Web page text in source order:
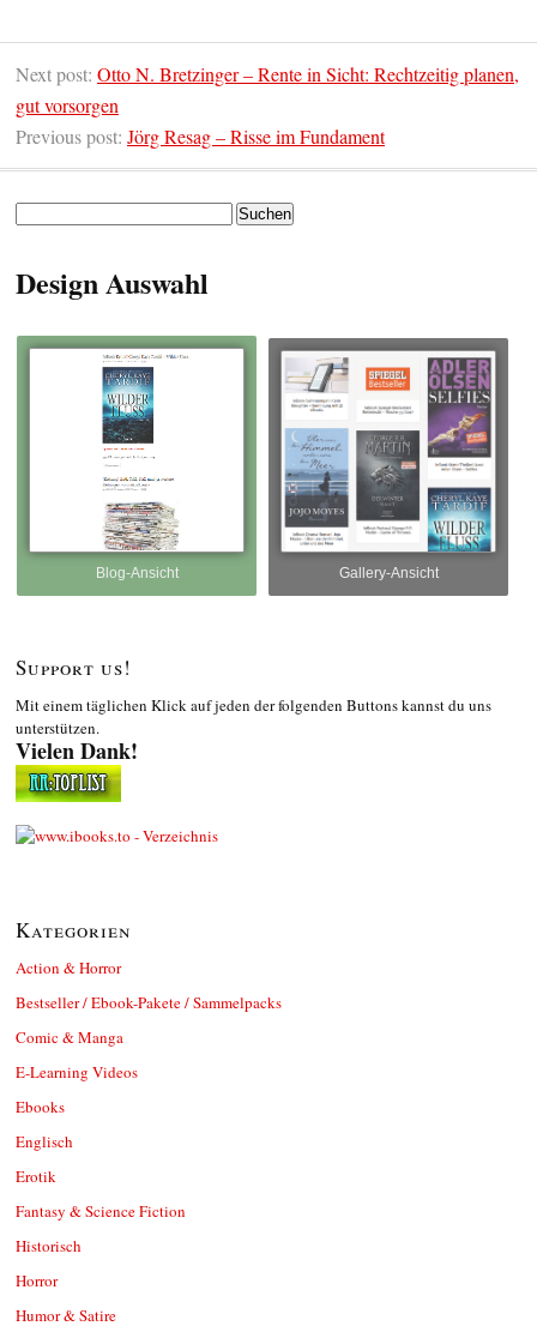
Next post: Otto N. Bretzinger – Rente in Sicht: Rechtzeitig planen,
gut vorsorgen
Previous post: Jörg Resag – Risse im Fundament
Design Auswahl
Blog-Ansicht Gallery-Ansicht
Support us!
Mit einem täglichen Klick auf jeden der folgenden Buttons kannst du uns
unterstützen.
Vielen Dank!
Kategorien
Action & Horror
Bestseller / Ebook-Pakete / Sammelpacks
Comic & Manga
E-Learning Videos
Ebooks
Englisch
Erotik
Fantasy & Science Fiction
Historisch
Horror
Humor & Satire